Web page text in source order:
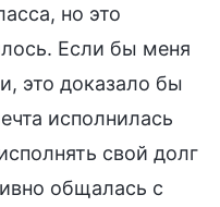
но это
Если бы меня
это доказало бы
исполнилась
свой долг
общалась с